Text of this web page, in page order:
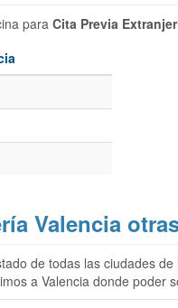
para Cita Previa
Valencia
de todas las ciudades
a Valencia donde poder